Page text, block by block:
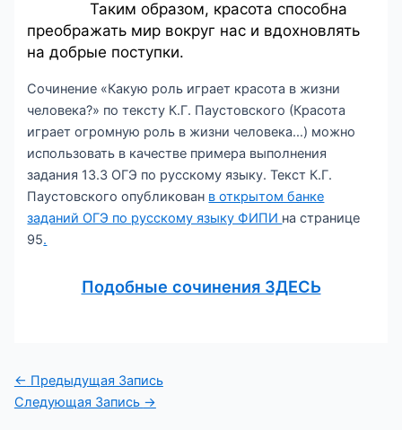
Таким образом, красота способна
преображать мир вокруг нас и вдохновлять
на добрые поступки.
Сочинение «Какую роль играет красота в жизни
человека?» по тексту К.Г. Паустовского (Красота
играет огромную роль в жизни человека…) можно
использовать в качестве примера выполнения
задания 13.3 ОГЭ по русскому языку. Текст К.Г.
Паустовского опубликован в открытом банке
заданий ОГЭ по русскому языку ФИПИ на странице
95.
Подобные сочинения ЗДЕСЬ
Навигация
по
← Предыдущая Запись
Следующая Запись →